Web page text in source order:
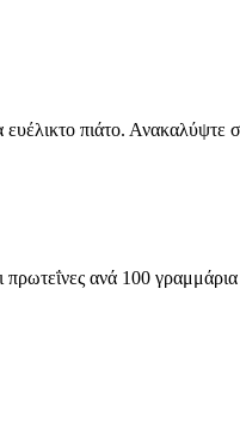
πιάτο.
πρωτεΐνες ανά 100